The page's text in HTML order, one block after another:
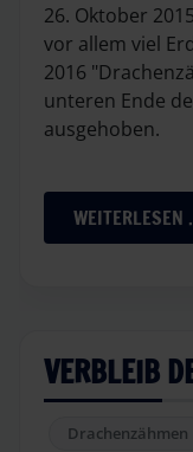
26. Oktober
vor allem viel
2016
unteren Ende
ausgehoben.
VERBLEIB
Drachenzähmen